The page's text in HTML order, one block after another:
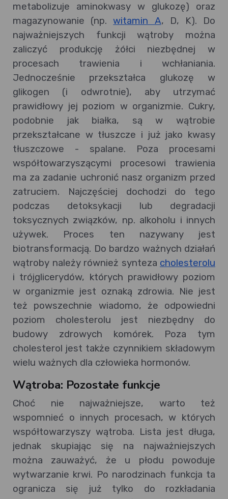
metabolizuje aminokwasy w glukozę) oraz
magazynowanie (np.witamin A, D, K). Do
najważniejszych funkcji wątroby można
zaliczyć produkcję żółci niezbędnej w
procesach trawienia i wchłaniania.
Jednocześnie przekształca glukozę w
glikogen (i odwrotnie), aby utrzymać
prawidłowy jej poziom w organizmie. Cukry,
podobnie jak białka, są w wątrobie
przekształcane w tłuszcze i już jako kwasy
tłuszczowe - spalane. Poza procesami
współtowarzyszącymi procesowi trawienia
ma za zadanie uchronić nasz organizm przed
zatruciem. Najczęściej dochodzi do tego
podczas detoksykacji lub degradacji
toksycznych związków, np. alkoholu i innych
używek. Proces ten nazywany jest
biotransformacją. Do bardzo ważnych działań
wątroby należy również synteza cholesterolu
i trójglicerydów, których prawidłowy poziom
w organizmie jest oznaką zdrowia. Nie jest
też powszechnie wiadomo, że odpowiedni
poziom cholesterolu jest niezbędny do
budowy zdrowych komórek. Poza tym
cholesterol jest także czynnikiem składowym
wielu ważnych dla człowieka hormonów.
Wątroba: Pozostałe funkcje
Choć nie najważniejsze, warto też
wspomnieć o innych procesach, w których
współtowarzyszy wątroba. Lista jest długa,
jednak skupiając się na najważniejszych
można zauważyć, że u płodu powoduje
wytwarzanie krwi. Po narodzinach funkcja ta
ogranicza się już tylko do rozkładania